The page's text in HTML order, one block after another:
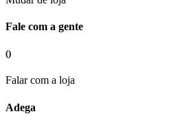
Fale com a gente
()
Falar com a loja
Adega